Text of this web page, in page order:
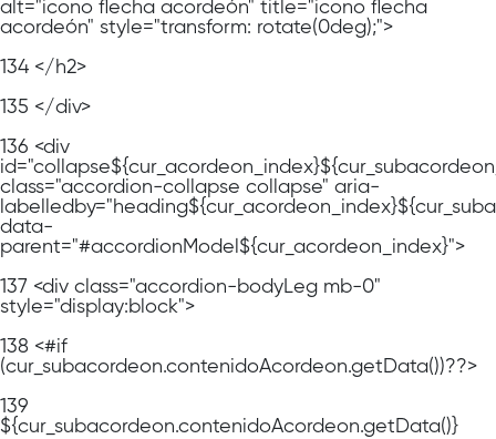
alt="icono flecha acordeón" title="icono flecha
acordeón" style="transform: rotate(0deg);">
134 </h2>
135 </div>
136 <div
class="accordion-collapse collapse" aria-
data-
parent="#accordionModel${cur_acordeon_index}">
137 <div class="accordion-bodyLeg mb-0"
style="display:block">
138 <#if
(cur_subacordeon.contenidoAcordeon.getData())??>
139
${cur_subacordeon.contenidoAcordeon.getData()}